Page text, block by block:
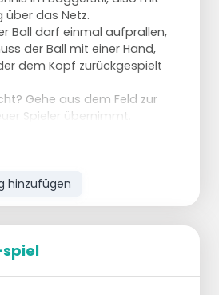
über das Netz.
Ball darf einmal aufprallen,
der Ball mit einer Hand,
dem Kopf zurückgespielt
Gehe aus dem Feld zur
Spieler übernimmt.
hinzufügen